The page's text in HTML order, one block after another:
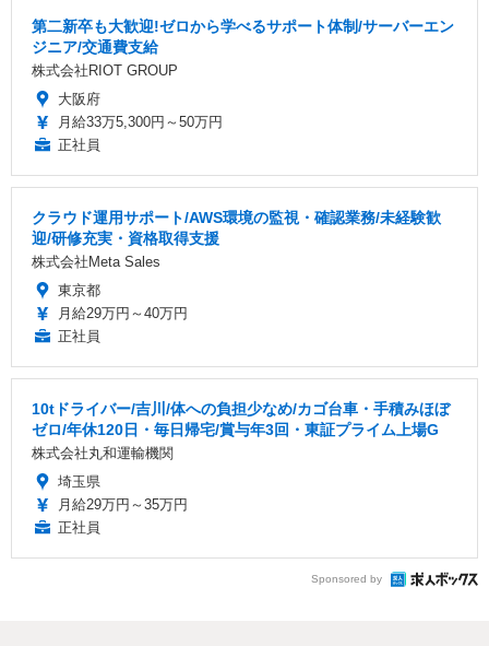
第二新卒も大歓迎!ゼロから学べるサポート体制/サーバーエン
ジニア/交通費支給
株式会社RIOT GROUP
大阪府
月給33万5,300円～50万円
正社員
クラウド運用サポート/AWS環境の監視・確認業務/未経験歓
迎/研修充実・資格取得支援
株式会社Meta Sales
東京都
月給29万円～40万円
正社員
10tドライバー/吉川/体への負担少なめ/カゴ台車・手積みほぼ
ゼロ/年休120日・毎日帰宅/賞与年3回・東証プライム上場G
株式会社丸和運輸機関
埼玉県
月給29万円～35万円
正社員
Sponsored by